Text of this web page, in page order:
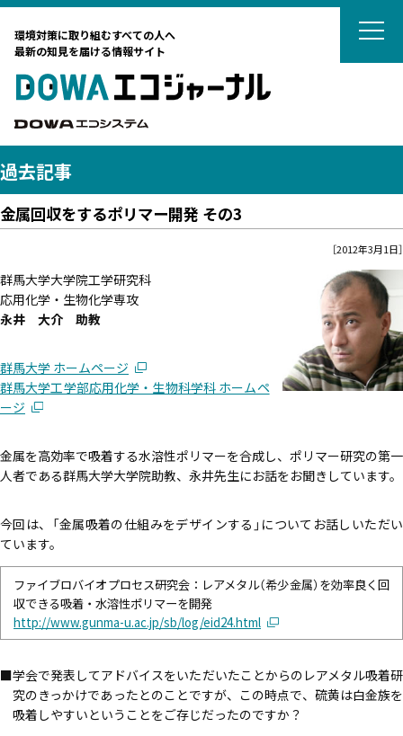
環境対策に取り組むすべての人へ
最新の知見を届ける情報サイト
DOWAエコジ
テーマから選ぶ
サーキュラーエコノミー
カーボンニュートラル
ネイチャーポジティブ
廃棄物処理
法律
リスク管理
タグから選ぶ
海外ごみ事情
土壌汚染対策法
藤田観光からのおすすめカーボンニュートラル
過去記事はこちら
メルマガ登録はこちら
ホワイトペーパー
過去記事
金属回収をするポリマー開発 その3
［2012年3月1日］
群馬大学大学院工学研究科
応用化学・生物化学専攻
永井 大介 助教
群馬大学 ホームページ
群馬大学工学部応用化学・生物科学科 ホームペ
ージ
金属を高効率で吸着する水溶性ポリマーを合成し、ポリマー研究の第一
人者である群馬大学大学院助教、永井先生にお話をお聞きしています。
今回は、「金属吸着の仕組みをデザインする」についてお話しいただい
ています。
ファイブロバイオプロセス研究会：レアメタル（希少金属）を効率良く回
収できる吸着・水溶性ポリマーを開発
http://www.gunma-u.ac.jp/sb/log/eid24.html
学会で発表してアドバイスをいただいたことからのレアメタル吸着研
究のきっかけであったとのことですが、この時点で、硫黄は白金族を
吸着しやすいということをご存じだったのですか？